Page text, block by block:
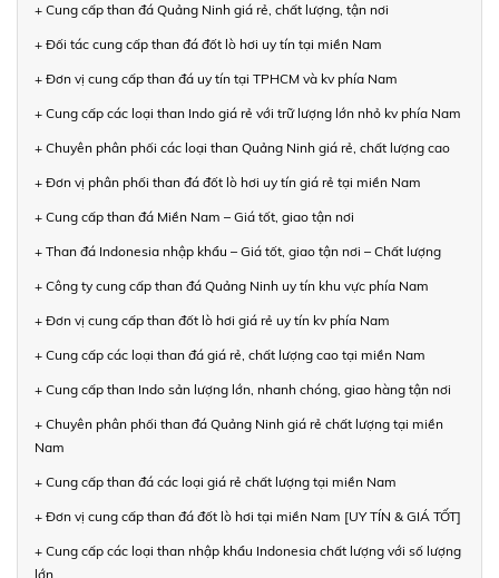
+ Cung cấp than đá Quảng Ninh giá rẻ, chất lượng, tận nơi
+ Đối tác cung cấp than đá đốt lò hơi uy tín tại miền Nam
+ Đơn vị cung cấp than đá uy tín tại TPHCM và kv phía Nam
+ Cung cấp các loại than Indo giá rẻ với trữ lượng lớn nhỏ kv phía Nam
+ Chuyên phân phối các loại than Quảng Ninh giá rẻ, chất lượng cao
+ Đơn vị phân phối than đá đốt lò hơi uy tín giá rẻ tại miền Nam
+ Cung cấp than đá Miền Nam – Giá tốt, giao tận nơi
+ Than đá Indonesia nhập khẩu – Giá tốt, giao tận nơi – Chất lượng
+ Công ty cung cấp than đá Quảng Ninh uy tín khu vực phía Nam
+ Đơn vị cung cấp than đốt lò hơi giá rẻ uy tín kv phía Nam
+ Cung cấp các loại than đá giá rẻ, chất lượng cao tại miền Nam
+ Cung cấp than Indo sản lượng lớn, nhanh chóng, giao hàng tận nơi
+ Chuyên phân phối than đá Quảng Ninh giá rẻ chất lượng tại miền
Nam
+ Cung cấp than đá các loại giá rẻ chất lượng tại miền Nam
+ Đơn vị cung cấp than đá đốt lò hơi tại miền Nam [UY TÍN & GIÁ TỐT]
+ Cung cấp các loại than nhập khẩu Indonesia chất lượng với số lượng
lớn